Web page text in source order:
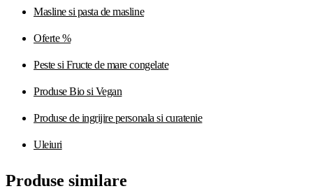
Masline si pasta de masline
Oferte %
Peste si Fructe de mare congelate
Produse Bio si Vegan
Produse de ingrijire personala si curatenie
Uleiuri
Produse similare